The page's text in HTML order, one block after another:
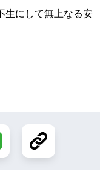
生にして無上なる安